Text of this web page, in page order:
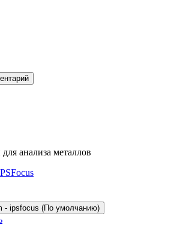
анализа металлов
- ipsfocus (По умолчанию)